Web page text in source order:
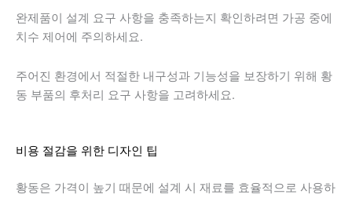
완제품이 설계 요구 사항을 충족하는지 확인하려면 가공 중에
치수 제어에 주의하세요.
주어진 환경에서 적절한 내구성과 기능성을 보장하기 위해 황
동 부품의 후처리 요구 사항을 고려하세요.
비용 절감을 위한 디자인 팁
황동은 가격이 높기 때문에 설계 시 재료를 효율적으로 사용하